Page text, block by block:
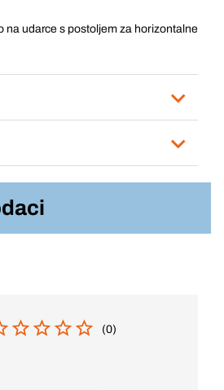
na udarce s postoljem za horizontalne
(0)